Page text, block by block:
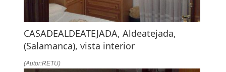
CASADEALDEATEJADA, Aldeatejada,
(Salamanca), vista interior
(Autor:RETU)